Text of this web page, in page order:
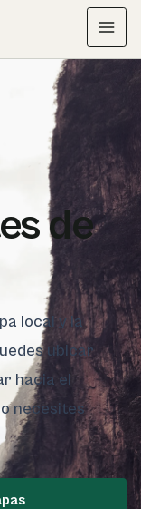
Menú
de
local y la
ubicar
hacia el
necesites